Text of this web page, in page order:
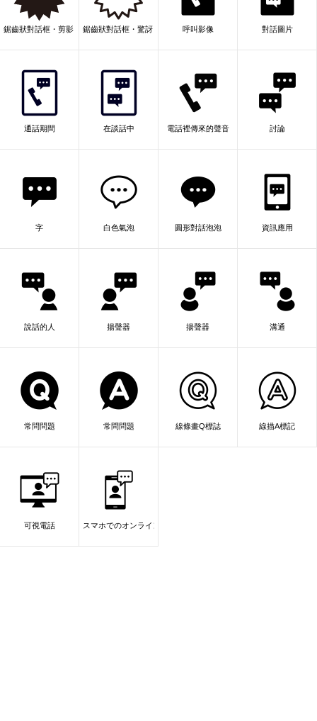
鋸齒狀對話框・剪影・徽章鋸齒狀對話框・驚訝・線稿 呼叫影像 對話圖片
通話期間 在談話中 電話裡傳來的聲音 討論
字 白色氣泡 圓形對話泡泡 資訊應用
說話的人 揚聲器 揚聲器 溝通
常問問題 常問問題 線條畫Q標誌 線描A標記
可視電話 スマホでのオンラインミーティング